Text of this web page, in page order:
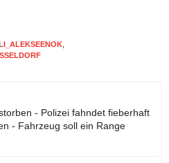
- Polizei fahndet fieberhaft
- Fahrzeug soll ein Range